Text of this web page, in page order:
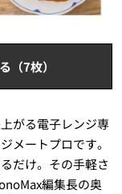
（7枚）
がる電子レンジ専
メートプロです。
だけ。その手軽さ
編集長の奥